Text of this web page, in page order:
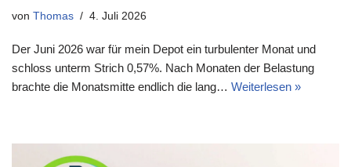
von Thomas 4. Juli 2026
Der Juni 2026 war für mein Depot ein turbulenter Monat und
schloss unterm Strich 0,57%. Nach Monaten der Belastung
brachte die Monatsmitte endlich die lang… Weiterlesen »